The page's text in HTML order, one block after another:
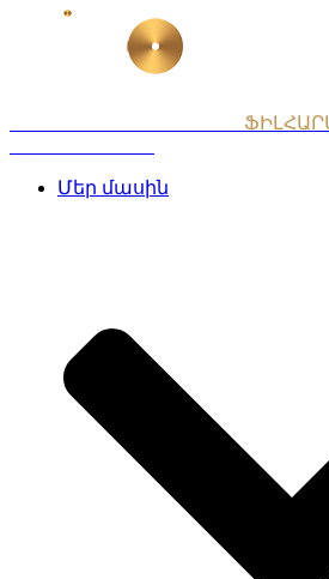
Մեր մասին